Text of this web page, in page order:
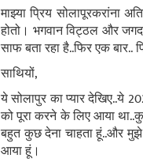
माझ्या प्रिय सोलापूरकरांना
होतो। भगवान विट्ठल और
साफ बता रहा है..फिर एक बार..
साथियों,
ये सोलापुर का प्यार
को पूरा करने के लिए आया
बहुत कुछ देना चाहता हूं..और मुझे
आया हूं।